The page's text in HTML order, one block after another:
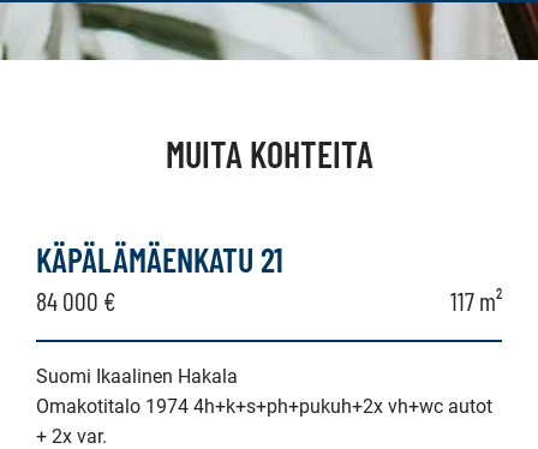
MUITA KOHTEITA
KÄPÄLÄMÄENKATU 21
84 000 € 117 m²
Suomi Ikaalinen Hakala
Omakotitalo 1974 4h+k+s+ph+pukuh+2x vh+wc autot
+ 2x var.